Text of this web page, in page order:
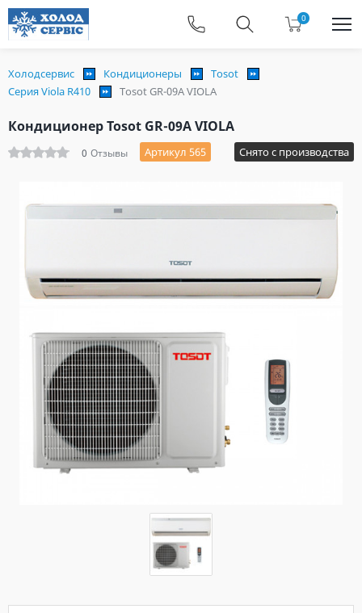
0
Холодсервис Кондиционеры
Tosot
Серия Viola R410
Tosot GR-09A VIOLA
Кондиционер Tosot GR-09A VIOLA
0 Отзывы Артикул 565 Снято с производства